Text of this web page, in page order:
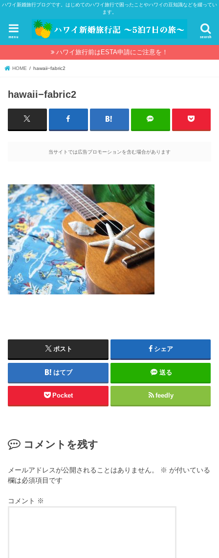
ハワイ新婚旅行ブログです。はじめてのハワイ旅行で困ったことやハワイの豆知識などを綴ってい
ます。
search
menu
ハワイ旅行前はESTA申請にご注意を！
HOME hawaii−fabric2
hawaii−fabric2
当サイトでは広告プロモーションを含む場合があります
ポスト シェア
はてブ 送る
Pocket feedly
コメントを残す
メールアドレスが公開されることはありません。 ※ が付いている
欄は必須項目です
コメント ※